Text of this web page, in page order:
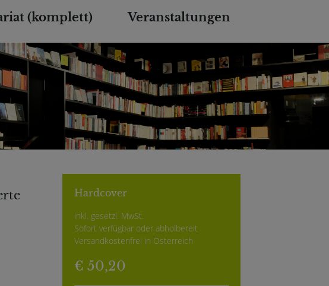
(komplett) Veranstaltungen
Hardcover
inkl. gesetzl. MwSt.
Sofort verfügbar oder abholbereit
Versandkostenfrei in Österreich
€ 50,20